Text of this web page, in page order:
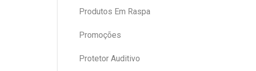
Produtos Em Raspa
Promoções
Protetor Auditivo